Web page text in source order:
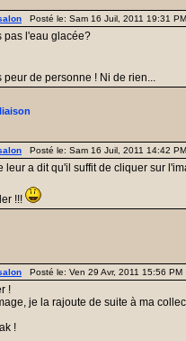
Posté le: Sam 16 Juil, 2011 19:31
pas l'eau glacée?
peur de personne ! Ni de rien...
Posté le: Sam 16 Juil, 2011 14:42
leur a dit qu'il suffit de cliquer sur
!!!
Posté le: Ven 29 Avr, 2011 15:56
!
je la rajoute de suite à ma
!